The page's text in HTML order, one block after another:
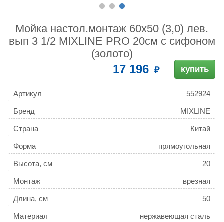
Мойка настол.монтаж 60х50 (3,0) лев.
вып 3 1/2 MIXLINE PRO 20см с сифоном
(золото)
17 196 купить
Артикул 552924
Бренд MIXLINE
Страна Китай
Форма прямоугольная
Высота, см 20
Монтаж врезная
Длина, см 50
Материал нержавеющая сталь